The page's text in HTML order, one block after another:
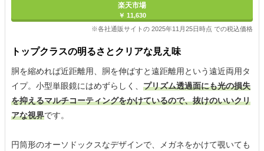
楽天市場
￥ 11,630
※各社通販サイトの 2025年11月25日時点 での税込価格
トップクラスの明るさとクリアな見え味
胴を縮めれば近距離用、胴を伸ばすと遠距離用という遠近両用タ
イプ。小型単眼鏡にはめずらしく、 プリズム透過面にも光の損失
を抑えるマルチコーティングをかけているので、抜けのいいクリ
アな視界です。
円筒形のオーソドックスなデザインで、メガネをかけて覗いても